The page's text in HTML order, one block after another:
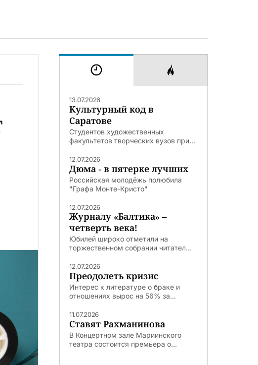
13.07.2026
Культурный код в
Саратове
Студентов художественных
факультетов творческих вузов при...
12.07.2026
Дюма - в пятерке лучших
Российская молодёжь полюбила
"Графа Монте-Кристо"
12.07.2026
Журналу «Балтика» –
четверть века!
Юбилей широко отметили на
торжественном собрании читател...
12.07.2026
Преодолеть кризис
Интерес к литературе о браке и
отношениях вырос на 56% за...
11.07.2026
Ставят Рахманинова
В Концертном зале Мариинского
театра состоится премьера о...